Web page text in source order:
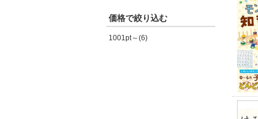
価格で絞り込む
1001pt～(6)